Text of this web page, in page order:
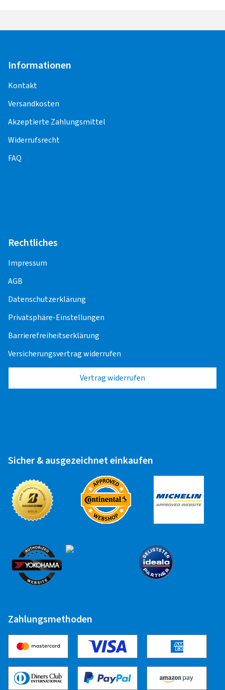
Informationen
Kontakt
Versandkosten
Akzeptierte Zahlungsmittel
Widerrufsrecht
FAQ
Rechtliches
Impressum
AGB
Datenschutzerklärung
Privatsphäre-Einstellungen
Barrierefreiheitserklärung
Versicherungsvertrag widerrufen
Vertrag widerrufen
Sicher & ausgezeichnet einkaufen
Zahlungsmethoden